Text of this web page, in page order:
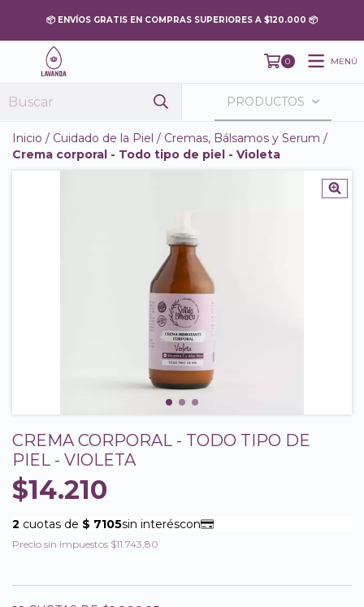
0 MENÚ
PRODUCTOS
Inicio / Cuidado de la Piel / Cremas, Bálsamos y Serum /
Crema corporal - Todo tipo de piel - Violeta
CREMA CORPORAL - TODO TIPO DE
PIEL - VIOLETA
$14.210
Precio sin impuestos $11.743,80